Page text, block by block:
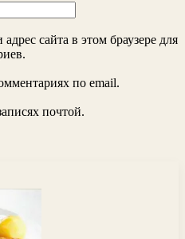
сайта в этом браузере для
по email.
почтой.